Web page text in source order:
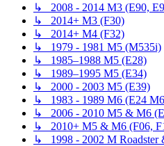
↳ 2008 - 2014 M3 (E90,
↳ 2014+ M3 (F30)
↳ 2014+ M4 (F32)
↳ 1979 - 1981 M5 (M535i)
↳ 1985–1988 M5 (E28)
↳ 1989–1995 M5 (E34)
↳ 2000 - 2003 M5 (E39)
↳ 1983 - 1989 M6 (E24
↳ 2006 - 2010 M5 & M6
↳ 2010+ M5 & M6 (F06,
↳ 1998 - 2002 M Roadster